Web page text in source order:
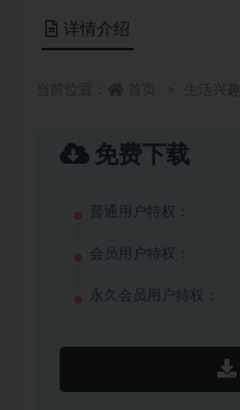
详情介绍
免费下载
普通用户特权：
会员用户特权：
永久会员用户特权：